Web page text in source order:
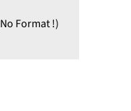
Format !)